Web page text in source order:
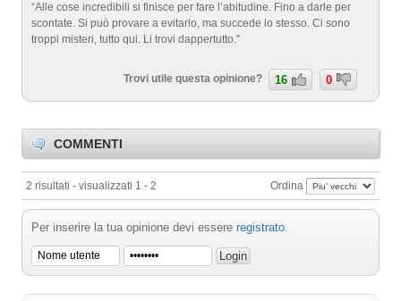
“Alle cose incredibili si finisce per fare l’abitudine. Fino a darle per
scontate. Si può provare a evitarlo, ma succede lo stesso. Ci sono
troppi misteri, tutto qui. Li trovi dappertutto.”
Trovi utile questa opinione? 16 0
COMMENTI
2 risultati - visualizzati 1 - 2 Ordina
Per inserire la tua opinione devi essere registrato